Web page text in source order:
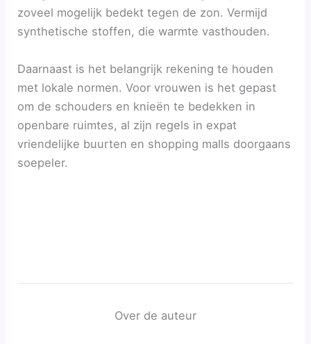
zoveel mogelijk bedekt tegen de zon. Vermijd
synthetische stoffen, die warmte vasthouden.
Daarnaast is het belangrijk rekening te houden
met lokale normen. Voor vrouwen is het gepast
om de schouders en knieën te bedekken in
openbare ruimtes, al zijn regels in expat
vriendelijke buurten en shopping malls doorgaans
soepeler.
Over de auteur